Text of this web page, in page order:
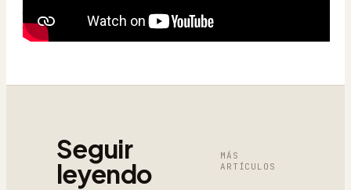
Seguir
leyendo
MÁS
ARTÍCULOS